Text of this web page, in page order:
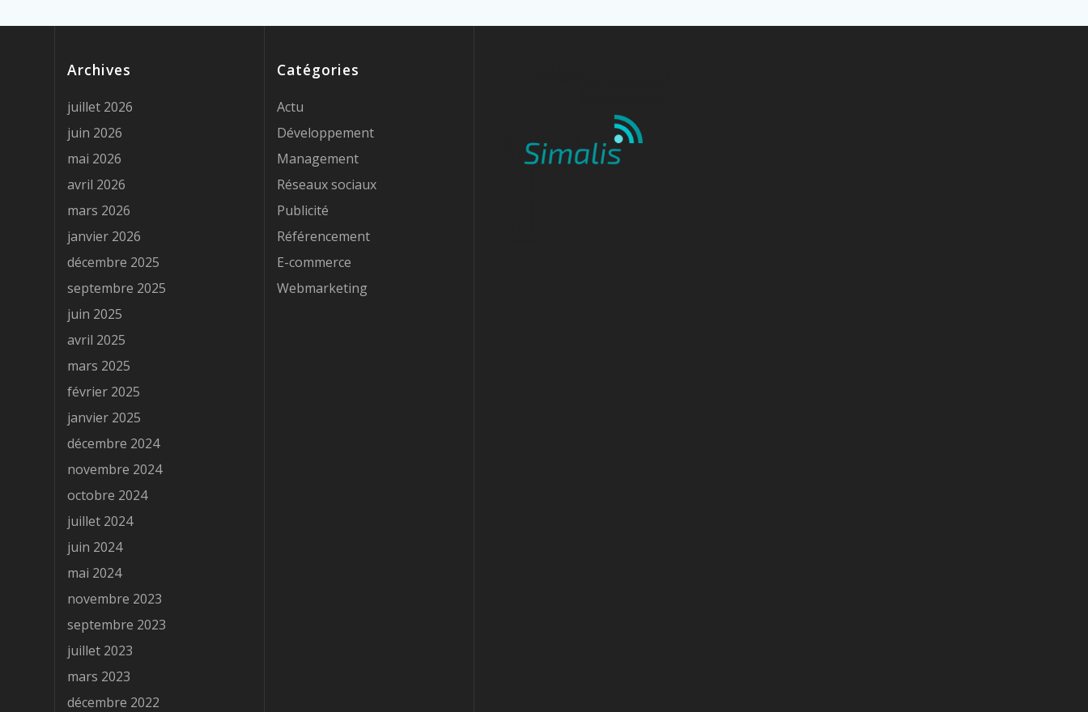
Archives
juillet 2026
juin 2026
mai 2026
avril 2026
mars 2026
janvier 2026
décembre 2025
septembre 2025
juin 2025
avril 2025
mars 2025
février 2025
janvier 2025
décembre 2024
novembre 2024
octobre 2024
juillet 2024
juin 2024
mai 2024
novembre 2023
septembre 2023
juillet 2023
mars 2023
décembre 2022
Catégories
Actu
Développement
Management
Réseaux sociaux
Publicité
Référencement
E-commerce
Webmarketing